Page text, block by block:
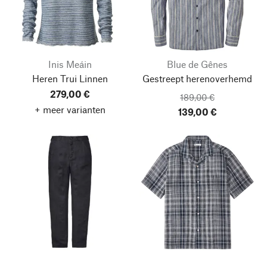
Inis Meáin
Heren Trui Linnen
279,00 €
+ meer varianten
Blue de Gênes
Gestreept herenoverhemd
189,00 €
139,00 €